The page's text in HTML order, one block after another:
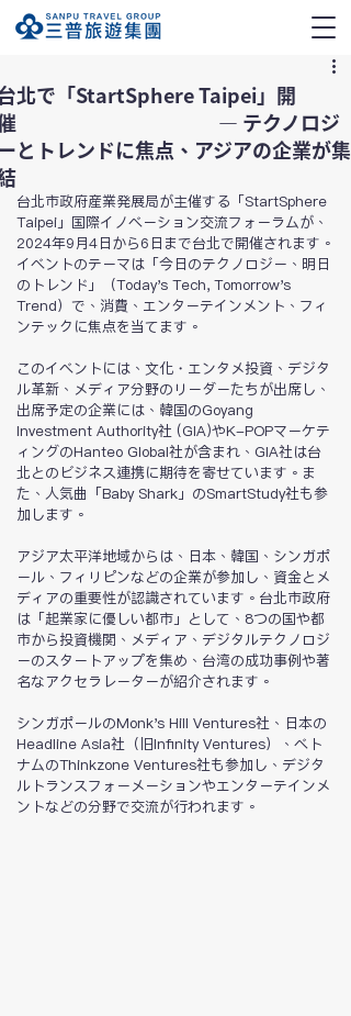
北で「StartSphere Taipei」開
― テクノロジ
とトレンドに焦点、アジアの企業が集
台北市政府産業発展局が主催する「StartSphere
Taipei」国際イノベーション交流フォーラムが、
2024年9月4日から6日まで台北で開催されます。
イベントのテーマは「今日のテクノロジー、明日
のトレンド」（Today's Tech, Tomorrow's
Trend）で、消費、エンターテインメント、フィ
ンテックに焦点を当てます。
このイベントには、文化・エンタメ投資、デジタ
ル革新、メディア分野のリーダーたちが出席し、
出席予定の企業には、韓国のGoyang
Investment Authority社 (GIA)やK-POPマーケテ
ィングのHanteo Global社が含まれ、GIA社は台
北とのビジネス連携に期待を寄せています。ま
た、人気曲「Baby Shark」のSmartStudy社も参
加します。
アジア太平洋地域からは、日本、韓国、シンガポ
ール、フィリピンなどの企業が参加し、資金とメ
ディアの重要性が認識されています。台北市政府
は「起業家に優しい都市」として、8つの国や都
市から投資機関、メディア、デジタルテクノロジ
ーのスタートアップを集め、台湾の成功事例や著
名なアクセラレーターが紹介されます。
シンガポールのMonk's Hill Ventures社、日本の
Headline Asia社（旧Infinity Ventures）、ベト
ナムのThinkzone Ventures社も参加し、デジタ
ルトランスフォーメーションやエンターテインメ
ントなどの分野で交流が行われます。